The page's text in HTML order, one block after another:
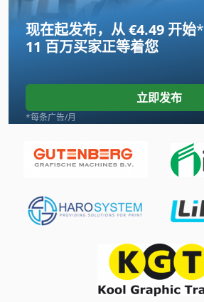
Newton 20
Pfannenberg Pa 100
Polar 115
Roland Praktika 00
Sbd
Tank
现在起发布，从 €4.49 开始*
11 百万买家正等着您
立即发布
*每条广告/月